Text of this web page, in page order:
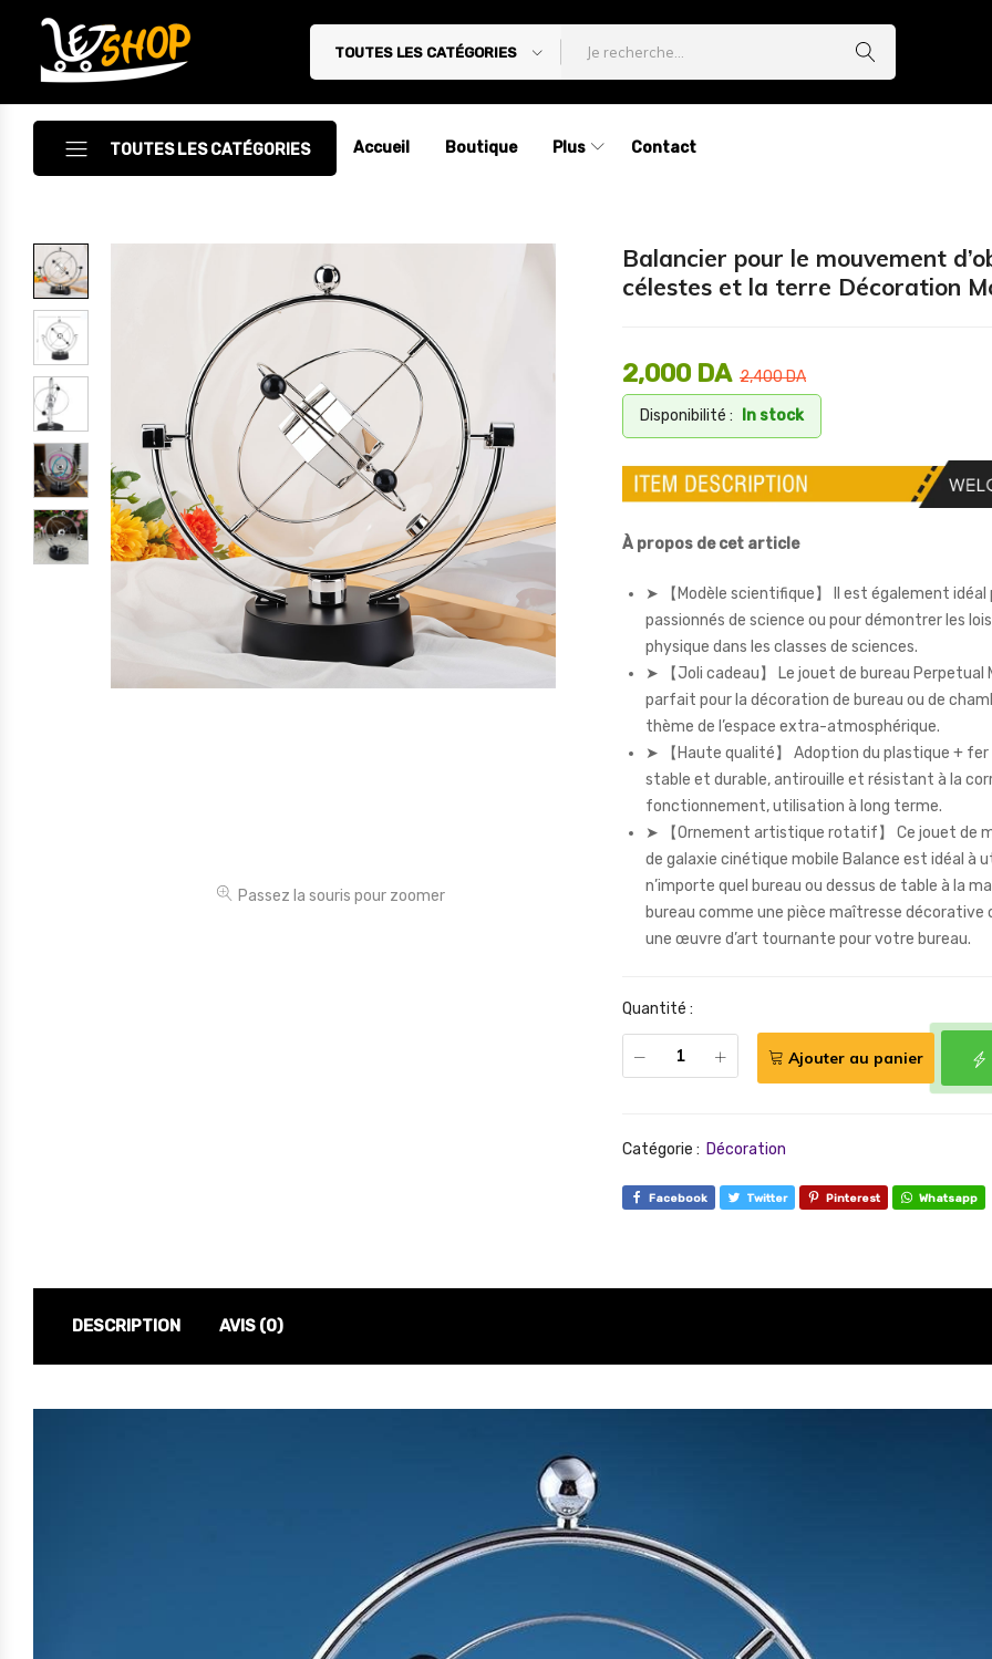
Letshop.dz
TOUTES LES CATÉGORIES
TOUTES LES CATÉGORIES
Accessoires
Accessoires Auto/Moto
Accessoires PC
Camping & Randonnée
Cuisine
Décoration
Electroménager
Électronique
Jouets
Outillages & Bricolage
Accueil Boutique Plus Contact
Passez la souris pour zoomer
Balancier pour le mouvement
célestes et la terre Décoration
2,400DA
2,000 DA
Disponibilité : In stock
À propos de cet article
➤ 【Modèle scientifique】 Il est également idéal
passionnés de science ou pour démontrer les
physique dans les classes de sciences.
➤ 【Joli cadeau】 Le jouet de bureau Perpetual
parfait pour la décoration de bureau ou de
thème de l’espace extra-atmosphérique.
➤ 【Haute qualité】 Adoption du plastique +
stable et durable, antirouille et résistant à la
fonctionnement, utilisation à long terme.
➤ 【Ornement artistique rotatif】 Ce jouet de
de galaxie cinétique mobile Balance est idéal à
n’importe quel bureau ou dessus de table à la
bureau comme une pièce maîtresse décorative
une œuvre d’art tournante pour votre bureau.
Quantité :
Ajouter au panier
Catégorie : Décoration
Facebook Twitter Pinterest Whatsapp
DESCRIPTION AVIS (0)